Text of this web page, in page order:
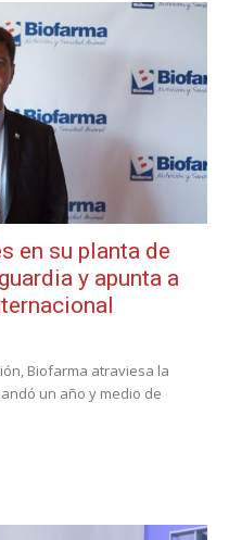
en su planta de
y apunta a
Biofarma atraviesa la
un año y medio de